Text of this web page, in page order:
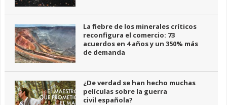
La fiebre de los minerales críticos
reconfigura el comercio: 73
acuerdos en 4 años y un 350% más
de demanda
¿De verdad se han hecho muchas
películas sobre la guerra
civil española?